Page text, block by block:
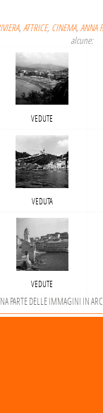
, ATTRICE, CINEMA, ANNA
alcune:
VEDUTE
VEDUTA
VEDUTE
PARTE DELLE IMMAGINI IN